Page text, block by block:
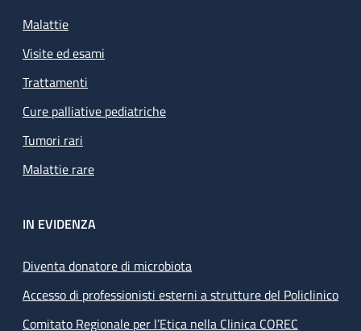
Malattie
Visite ed esami
Trattamenti
Cure palliative pediatriche
Tumori rari
Malattie rare
IN EVIDENZA
Diventa donatore di microbiota
Accesso di professionisti esterni a strutture del Policlinico
Comitato Regionale per l’Etica nella Clinica COREC